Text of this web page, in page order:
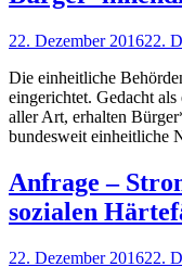
22. Dezember 201622.
Die einheitliche
eingerichtet. Gedacht
aller Art, erhalten
bundesweit einheitliche
Anfrage –
sozialen
22. Dezember 201622.